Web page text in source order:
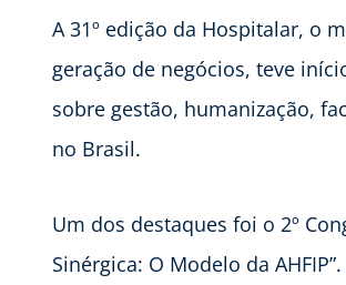
A 31º edição da Hospitalar, o
geração de negócios, teve
sobre gestão, humanização,
no Brasil.
Um dos destaques foi o 2º
Sinérgica: O Modelo da